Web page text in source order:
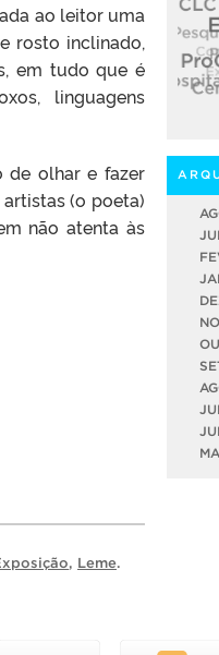
ao leitor uma
rosto inclinado,
em tudo que é
linguagens
de olhar e fazer
(o poeta)
não atenta às
, Leme.